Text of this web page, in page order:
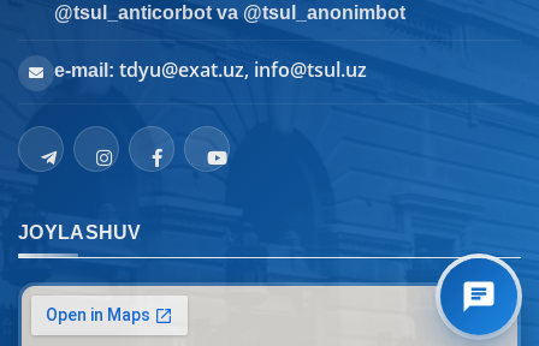
@tsul_anticorbot va @tsul_anonimbot
e-mail: tdyu@exat.uz, info@tsul.uz
JOYLASHUV